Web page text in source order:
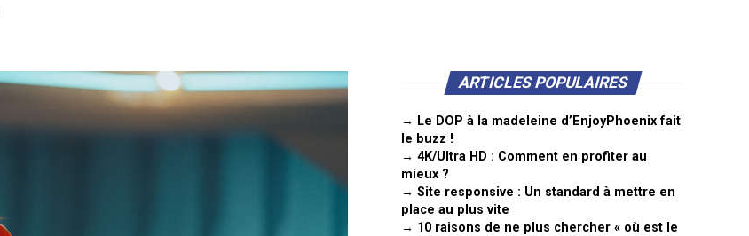
ARTICLES POPULAIRES
→ Le DOP à la madeleine d’EnjoyPhoenix fait
le buzz !
→ 4K/Ultra HD : Comment en profiter au
mieux ?
→ Site responsive : Un standard à mettre en
place au plus vite
→ 10 raisons de ne plus chercher « où est le